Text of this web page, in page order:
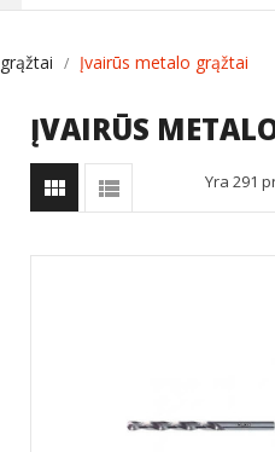
Įvairūs metalo grąžtai
ĮVAIRŪS
  Yra 291